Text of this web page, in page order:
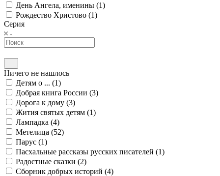
День Ангела, именины (1)
Рождество Христово (1)
Серия
Ничего не нашлось
Детям о ... (1)
Добрая книга России (3)
Дорога к дому (3)
Жития святых детям (1)
Лампадка (4)
Метелица (52)
Парус (1)
Пасхальные рассказы русских писателей (1)
Радостные сказки (2)
Сборник добрых историй (4)